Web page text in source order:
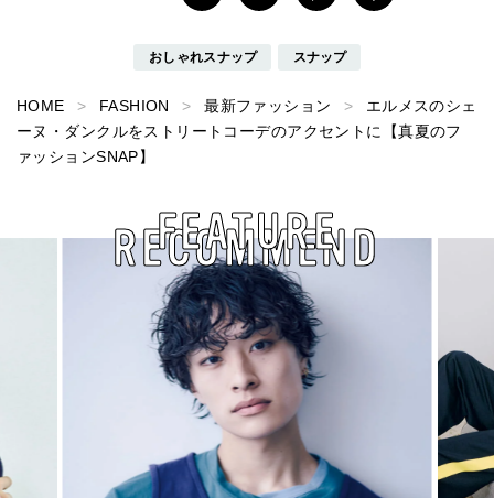
おしゃれスナップ スナップ
HOME FASHION 最新ファッション
エルメスのシェ
ーヌ・ダンクルをストリートコーデのアクセントに【真夏のフ
ァッションSNAP】
RECOMMEND
FEATURE